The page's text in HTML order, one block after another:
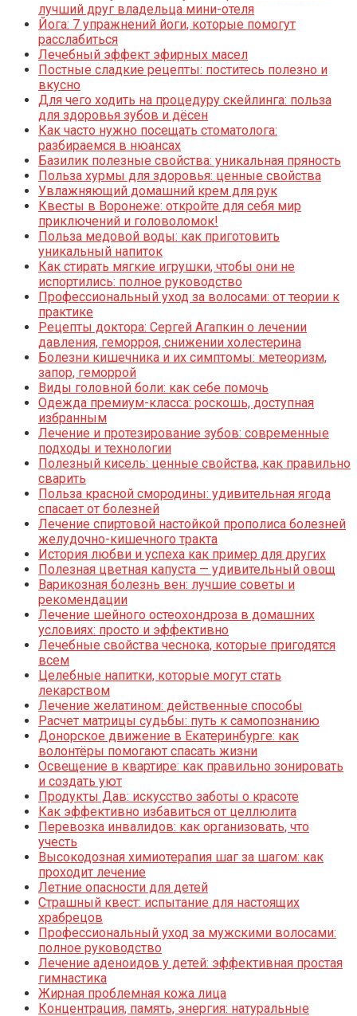
лучший друг владельца мини-отеля
Йога: 7 упражнений йоги, которые помогут
расслабиться
Лечебный эффект эфирных масел
Постные сладкие рецепты: поститесь полезно и
вкусно
Для чего ходить на процедуру скейлинга: польза
для здоровья зубов и дёсен
Как часто нужно посещать стоматолога:
разбираемся в нюансах
Базилик полезные свойства: уникальная пряность
Польза хурмы для здоровья: ценные свойства
Увлажняющий домашний крем для рук
Квесты в Воронеже: откройте для себя мир
приключений и головоломок!
Польза медовой воды: как приготовить
уникальный напиток
Как стирать мягкие игрушки, чтобы они не
испортились: полное руководство
Профессиональный уход за волосами: от теории к
практике
Рецепты доктора: Сергей Агапкин о лечении
давления, геморроя, снижении холестерина
Болезни кишечника и их симптомы: метеоризм,
запор, геморрой
Виды головной боли: как себе помочь
Одежда премиум-класса: роскошь, доступная
избранным
Лечение и протезирование зубов: современные
подходы и технологии
Полезный кисель: ценные свойства, как правильно
сварить
Польза красной смородины: удивительная ягода
спасает от болезней
Лечение спиртовой настойкой прополиса болезней
желудочно-кишечного тракта
История любви и успеха как пример для других
Полезная цветная капуста — удивительный овощ
Варикозная болезнь вен: лучшие советы и
рекомендации
Лечение шейного остеохондроза в домашних
условиях: просто и эффективно
Лечебные свойства чеснока, которые пригодятся
всем
Целебные напитки, которые могут стать
лекарством
Лечение желатином: действенные способы
Расчет матрицы судьбы: путь к самопознанию
Донорское движение в Екатеринбурге: как
волонтёры помогают спасать жизни
Освещение в квартире: как правильно зонировать
и создать уют
Продукты Дав: искусство заботы о красоте
Как эффективно избавиться от целлюлита
Перевозка инвалидов: как организовать, что
учесть
Высокодозная химиотерапия шаг за шагом: как
проходит лечение
Летние опасности для детей
Страшный квест: испытание для настоящих
храбрецов
Профессиональный уход за мужскими волосами:
полное руководство
Лечение аденоидов у детей: эффективная простая
гимнастика
Жирная проблемная кожа лица
Концентрация, память, энергия: натуральные